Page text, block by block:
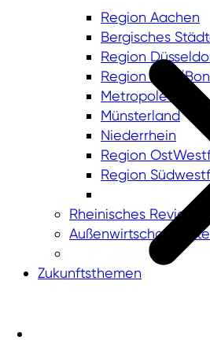
Region Aachen
Bergisches
Region
Region Köln/
Metropole Ruhr
Münsterland
Niederrhein
Region
Region
Rheinisches Revier
Zukunftsthemen